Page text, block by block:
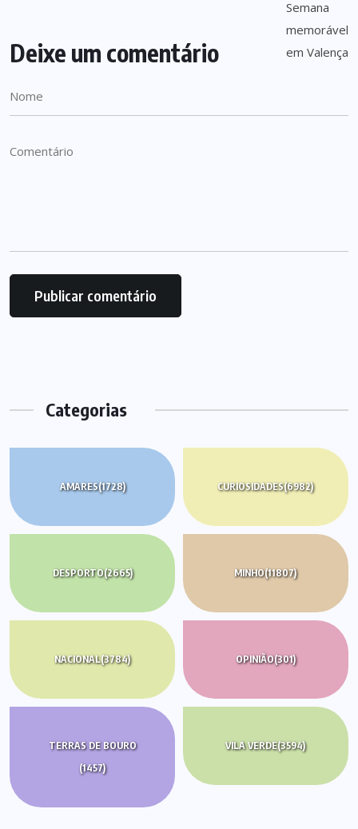
Deixe um comentário
Categorias
AMARES(1728) CURIOSIDADES(6982)
DESPORTO(2665) MINHO(11807)
NACIONAL(3784) OPINIÃO(301)
TERRAS DE BOURO
(1457)
VILA VERDE(3594)